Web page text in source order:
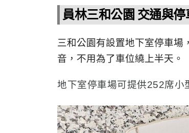
員林三和公園 交通與停
三和公園有設置地下室停車場
音，不用為了車位繞上半天。
地下室停車場可提供252席小